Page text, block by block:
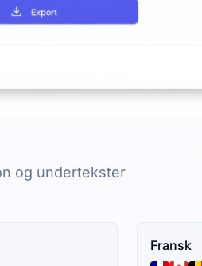
og undertekster
Fransk